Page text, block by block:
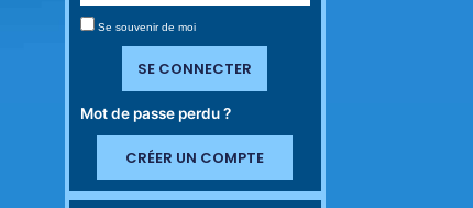
Se souvenir de moi
SE CONNECTER
Mot de passe perdu ?
CRÉER UN COMPTE